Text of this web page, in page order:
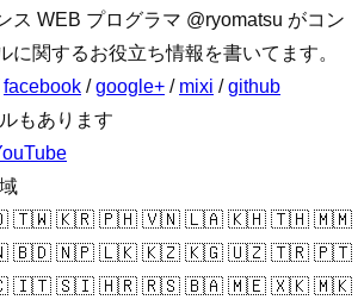
ス WEB プログラマ @ryomatsu がコン
に関するお役立ち情報を書いてます。
facebook /google+ / mixi /github
もあります
🇹🇼 🇰🇷 🇵🇭 🇻🇳 🇱🇦 🇰🇭 🇹🇭 🇲🇲
🇧🇩 🇳🇵 🇱🇰 🇰🇿 🇰🇬 🇺🇿 🇹🇷 🇵🇹
🇮🇹 🇸🇮 🇭🇷 🇷🇸 🇧🇦 🇲🇪 🇽🇰 🇲🇰